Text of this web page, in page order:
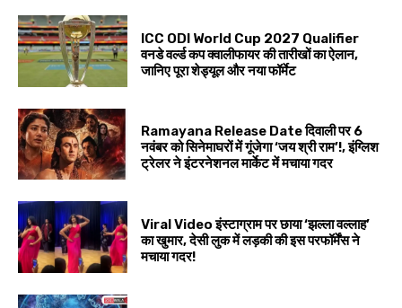
ICC ODI World Cup 2027 Qualifier
वनडे वर्ल्ड कप क्वालीफायर की तारीखों का ऐलान,
जानिए पूरा शेड्यूल और नया फॉर्मेट
Ramayana Release Date दिवाली पर 6
नवंबर को सिनेमाघरों में गूंजेगा ‘जय श्री राम’!, इंग्लिश
ट्रेलर ने इंटरनेशनल मार्केट में मचाया गदर
Viral Video इंस्टाग्राम पर छाया ‘झल्ला वल्लाह’
का खुमार, देसी लुक में लड़की की इस परफॉर्मेंस ने
मचाया गदर!